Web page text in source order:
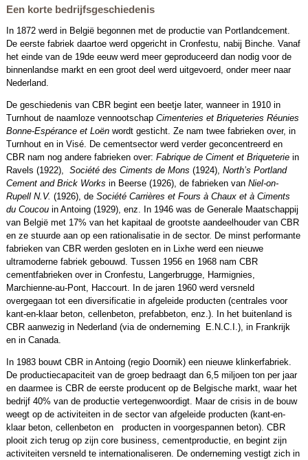
Een korte bedrijfsgeschiedenis
In 1872 werd in België begonnen met de productie van Portlandcement.
De eerste fabriek daartoe werd opgericht in Cronfestu, nabij Binche. Vanaf
het einde van de 19de eeuw werd meer geproduceerd dan nodig voor de
binnenlandse markt en een groot deel werd uitgevoerd, onder meer naar
Nederland.
De geschiedenis van CBR begint een beetje later, wanneer in 1910 in
Turnhout de naamloze vennootschap Cimenteries et Briqueteries Réunies
Bonne-Espérance et Loënwordt gesticht. Ze nam twee fabrieken over, in
Turnhout en in Visé. De cementsector werd verder geconcentreerd en
CBR nam nog andere fabrieken over: Fabrique de Ciment et Briqueteriein
Ravels (1922), Société des Ciments de Mons (1924), North’s Portland
Cement and Brick Works in Beerse (1926), de fabrieken van Niel-on-
Rupell N.V. (1926), de Société Carrières et Fours à Chaux et à Ciments
du Coucouin Antoing (1929), enz. In 1946 was de Generale Maatschappij
van België met 17% van het kapitaal de grootste aandeelhouder van CBR
en ze stuurde aan op een rationalisatie in de sector. De minst performante
fabrieken van CBR werden gesloten en in Lixhe werd een nieuwe
ultramoderne fabriek gebouwd. Tussen 1956 en 1968 nam CBR
cementfabrieken over in Cronfestu, Langerbrugge, Harmignies,
Marchienne-au-Pont, Haccourt. In de jaren 1960 werd versneld
overgegaan tot een diversificatie in afgeleide producten (centrales voor
kant-en-klaar beton, cellenbeton, prefabbeton, enz.). In het buitenland is
CBR aanwezig in Nederland (via de onderneming E.N.C.I.), in Frankrijk
en in Canada.
In 1983 bouwt CBR in Antoing (regio Doornik) een nieuwe klinkerfabriek.
De productiecapaciteit van de groep bedraagt dan 6,5 miljoen ton per jaar
en daarmee is CBR de eerste producent op de Belgische markt, waar het
bedrijf 40% van de productie vertegenwoordigt. Maar de crisis in de bouw
weegt op de activiteiten in de sector van afgeleide producten (kant-en-
klaar beton, cellenbeton en producten in voorgespannen beton). CBR
plooit zich terug op zijn core business, cementproductie, en begint zijn
activiteiten versneld te internationaliseren. De onderneming vestigt zich in